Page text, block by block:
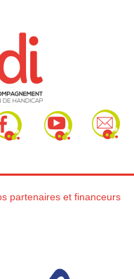
partenaires et financeurs